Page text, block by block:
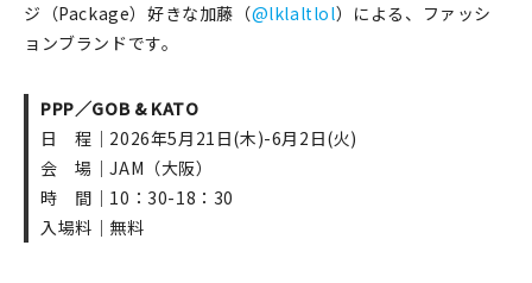
ジ（Package）好きな加藤（@lklaltlol）による、ファッシ
ョンブランドです。
PPP／GOB & KATO
日 程｜2026年5月21日(木)-6月2日(火)
会 場｜JAM（大阪）
時 間｜10：30-18：30
入場料｜無料